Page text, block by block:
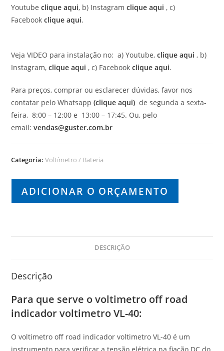
Youtube clique aqui, b) Instagram clique aqui , c)
Facebook clique aqui.
Veja VIDEO para instalação no: a) Youtube,clique aqui , b)
Instagram, clique aqui , c) Facebook clique aqui.
Para preços, comprar ou esclarecer dúvidas, favor nos
contatar pelo Whatsapp(clique aqui) de segunda a sexta-
feira, 8:00 – 12:00 e 13:00 – 17:45. Ou, pelo
email: vendas@guster.com.br
Categoria:Voltímetro / Bateria
ADICIONAR O ORÇAMENTO
DESCRIÇÃO
Descrição
Para que serve o voltimetro off road
indicador voltimetro VL-40:
O voltimetro off road indicador voltimetro VL-40 é um